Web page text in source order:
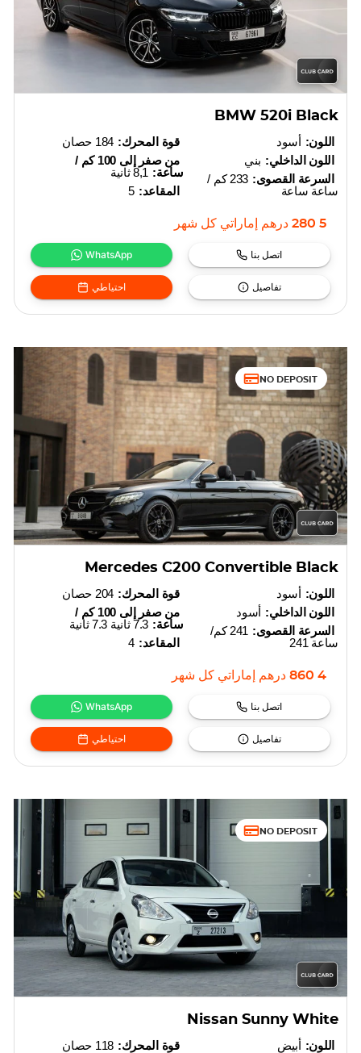
BMW 520i Black
قوة المحرك: 184 حصان
من صفر إلى 100 كم /
ساعة: 8,1 ثانية
المقاعد: 5
اللون: أسود
اللون الداخلي: بني
السرعة القصوى:
233 كم /
ساعة ساعة
5 280 درهم إماراتي كل شهر
WhatsApp اتصل بنا
احتياطي تفاصيل
NO DEPOSIT
Mercedes C200 Convertible Black
قوة المحرك: 204 حصان
من صفر إلى 100 كم /
ساعة: 7.3 ثانية 7.3 ثانية
المقاعد: 4
اللون: أسود
اللون الداخلي: أسود
السرعة القصوى:
241 كم/
ساعة 241
4 860 درهم إماراتي كل شهر
WhatsApp اتصل بنا
احتياطي تفاصيل
NO DEPOSIT
Nissan Sunny White
قوة المحرك: 118 حصان
اللون: أبيض